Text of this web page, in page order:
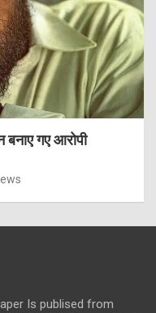
बनाए गए आरोपी
Is publised from